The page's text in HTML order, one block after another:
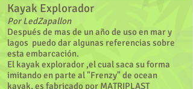
Kayak Explorador
Por LedZapallon
Después de mas de un año de uso en mar y
lagos puedo dar algunas referencias sobre
esta embarcación.
El kayak explorador ,el cual saca su forma
imitando en parte al "Frenzy" de ocean
kayak, es fabricado por MATRIPLAST